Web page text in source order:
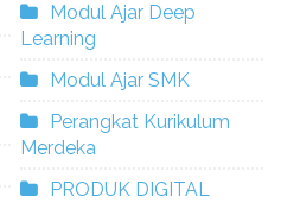
Modul Ajar Deep
Learning
Modul Ajar SMK
Perangkat Kurikulum
Merdeka
PRODUK DIGITAL